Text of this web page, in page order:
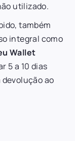
utilizado.
também
integral como
Wallet
5 a 10 dias
ao